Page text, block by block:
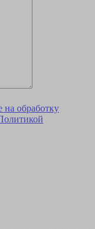
на обработку